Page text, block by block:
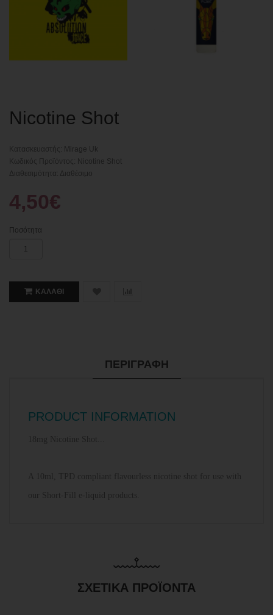
Nicotine Shot
Κατασκευαστής:
Mirage Uk
Κωδικός Προϊόντος: Nicotine Shot
Διαθεσιμότητα: Διαθέσιμο
4,50€
Ποσότητα
ΚΑΛΆΘΙ
ΠΕΡΙΓΡΑΦΉ
PRODUCT INFORMATION
18mg Nicotine Shot...
A 10ml, TPD compliant flavourless nicotine shot for use with
our Short-Fill e-liquid products.
ΣΧΕΤΙΚΆ ΠΡΟΪΌΝΤΑ